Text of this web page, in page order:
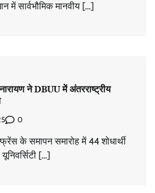
में सार्वभौमिक मानवीय […]
ने DBUU में अंतरराष्ट्रीय
0
के समापन समारोह में 44 शोधार्थी
[…]